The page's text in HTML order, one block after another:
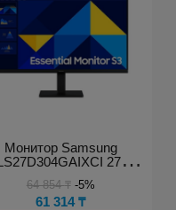
Монитор Samsung
27"
64 854₸ -5%
61 314₸